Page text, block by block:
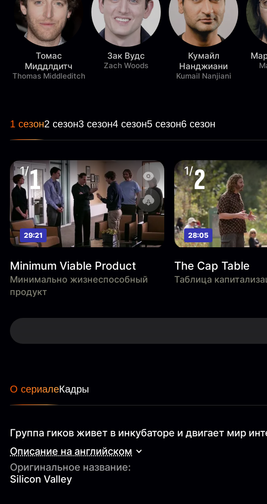
Томас
Миддлдитч
Thomas Middleditch
Зак Вудс
Zach Woods
Кумайл
Нанджиани
Kumail Nanjiani
1 сезон2 сезон3 сезон4 сезон5 сезон6 сезон
1/1
29:21
Minimum Viable Product
Минимально жизнеспособный
продукт
1/2
28:05
The Cap Table
Таблица
О сериалеКадры
Группа гиков живет в инкубаторе и двигает мир
Описание на английском
Оригинальное название:
Silicon Valley